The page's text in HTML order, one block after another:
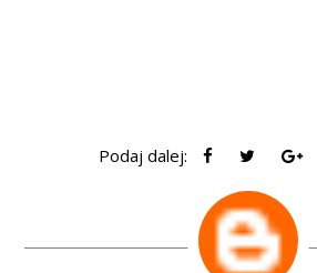
Podaj dalej: